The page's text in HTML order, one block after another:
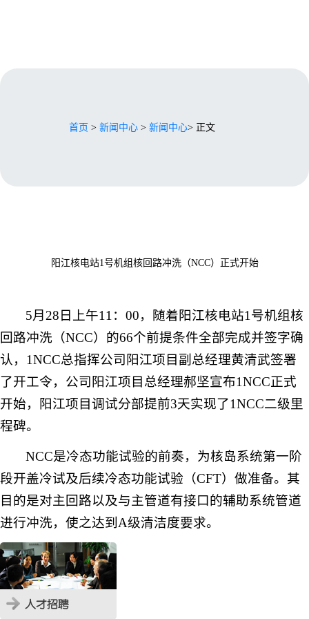
首页 > 新闻中心 > 新闻中心> 正文
阳江核电站1号机组核回路冲洗（NCC）正式开始
5月 28 日 上午11 ：00，随着阳江核电站1 号机组核
回路冲洗（NCC）的66个前提条件全部完成并签字确
认， 1NCC总指挥公司阳江项目副总经理黄清武签署
了开工令，公司阳江项目总经理郝坚宣布1NCC正式
开始，阳江项目调试分部提前3天实现了1NCC二级里
程碑。
NCC是冷态功能试验的前奏，为核岛系统第一阶
段开盖冷试及后续冷态功能试验（CFT）做准备。其
目的是对主回路以及与主管道有接口的辅助系统管道
进行冲洗，使之达到 A级清洁度要求。